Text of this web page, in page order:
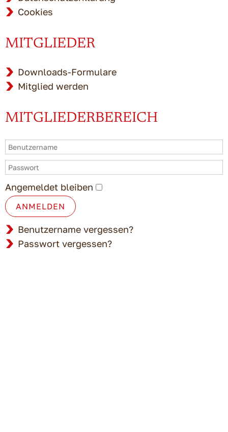
Cookies
MITGLIEDER
Downloads-Formulare
Mitglied werden
MITGLIEDERBEREICH
Angemeldet bleiben
ANMELDEN
Benutzername vergessen?
Passwort vergessen?